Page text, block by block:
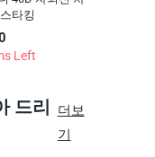
타킹
Left
드리
더보
기